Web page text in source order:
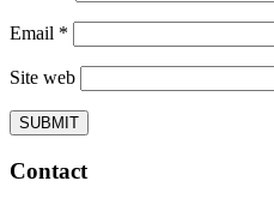
Email *
Site web
Contact